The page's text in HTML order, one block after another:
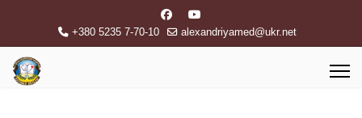
+380 5235 7-70-10 alexandriyamed@ukr.net